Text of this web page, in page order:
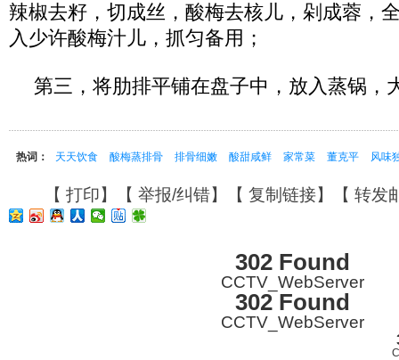
辣椒去籽，切成丝，酸梅去核儿，剁成蓉，
入少许酸梅汁儿，抓匀备用；
第三，将肋排平铺在盘子中，放入蒸锅，
热词： 天天饮食 酸梅蒸排骨 排骨细嫩 酸甜咸鲜 家常菜 董克平 风味
【 打印】【 举报/纠错】【 复制链接】【 转发
302 Found
CCTV_WebServer
302 Found
CCTV_WebServer